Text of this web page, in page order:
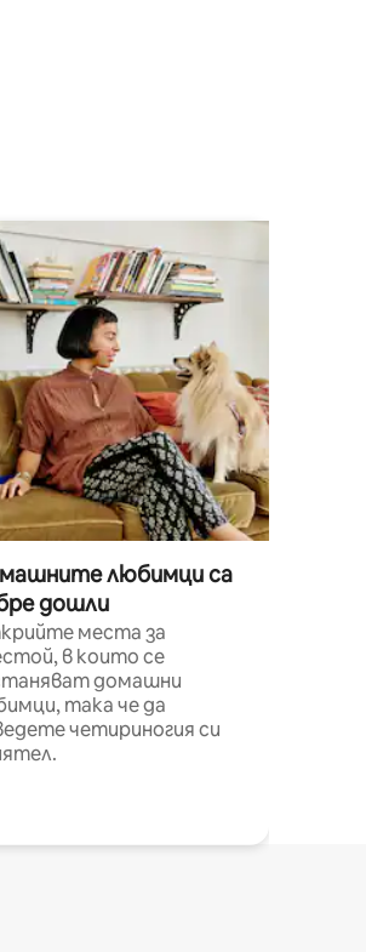
любимци са
дошли
места за
в които се
домашни
така че да
четириногия си